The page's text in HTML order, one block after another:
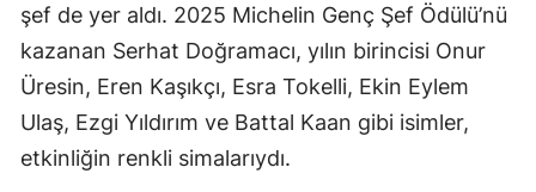
şef de yer aldı. 2025 Michelin Genç Şef Ödülü’nü
kazanan Serhat Doğramacı, yılın birincisi Onur
Üresin, Eren Kaşıkçı, Esra Tokelli, Ekin Eylem
Ulaş, Ezgi Yıldırım ve Battal Kaan gibi isimler,
etkinliğin renkli simalarıydı.